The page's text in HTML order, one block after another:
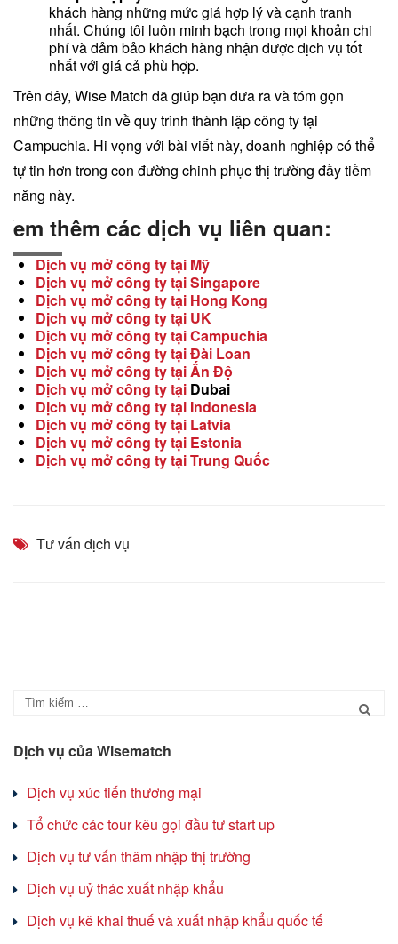
khách hàng những mức giá hợp lý và cạnh tranh
nhất. Chúng tôi luôn minh bạch trong mọi khoản chi
phí và đảm bảo khách hàng nhận được dịch vụ tốt
nhất với giá cả phù hợp.
Trên đây, Wise Match đã giúp bạn đưa ra và tóm gọn
những thông tin về quy trình thành lập công ty tại
Campuchia. Hi vọng với bài viết này, doanh nghiệp có thể
tự tin hơn trong con đường chinh phục thị trường đầy tiềm
năng này.
Xem thêm các dịch vụ liên quan:
Dịch vụ mở công ty tại Mỹ
Dịch vụ mở công ty tại Singapore
Dịch vụ mở công ty tại Hong Kong
Dịch vụ mở công ty tại UK
Dịch vụ mở công ty tại Campuchia
Dịch vụ mở công ty tại Đài Loan
Dịch vụ mở công ty tại Ấn Độ
Dịch vụ mở công ty tại Dubai
Dịch vụ mở công ty tại Indonesia
Dịch vụ mở công ty tại Latvia
Dịch vụ mở công ty tại Estonia
Dịch vụ mở công ty tại Trung Quốc
Tư vấn dịch vụ
Dịch vụ của Wisematch
Dịch vụ xúc tiến thương mại
Tổ chức các tour kêu gọi đầu tư start up
Dịch vụ tư vấn thâm nhập thị trường
Dịch vụ uỷ thác xuất nhập khẩu
Dịch vụ kê khai thuế và xuất nhập khẩu quốc tế